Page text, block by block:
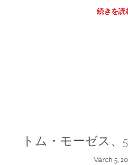
続きを読
トム・モーゼス、
March 5,